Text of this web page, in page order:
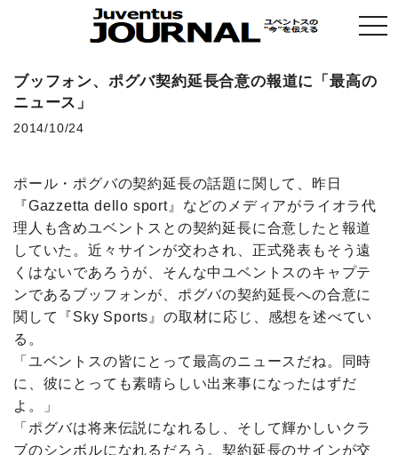
ブッフォン、ポグバ契約延長合意の報道に「最高の
ニュース」
2014/10/24
ポール・ポグバの契約延長の話題に関して、昨日
『Gazzetta dello sport』などのメディアがライオラ代
理人も含めユベントスとの契約延長に合意したと報道
していた。近々サインが交わされ、正式発表もそう遠
くはないであろうが、そんな中ユベントスのキャプテ
ンであるブッフォンが、ポグバの契約延長への合意に
関して『Sky Sports』の取材に応じ、感想を述べてい
る。
「ユベントスの皆にとって最高のニュースだね。同時
に、彼にとっても素晴らしい出来事になったはずだ
よ。」
「ポグバは将来伝説になれるし、そして輝かしいクラ
ブのシンボルになれるだろう。契約延長のサインが交